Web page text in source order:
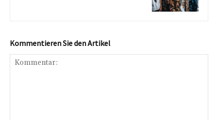
Kommentieren Sie den Artikel